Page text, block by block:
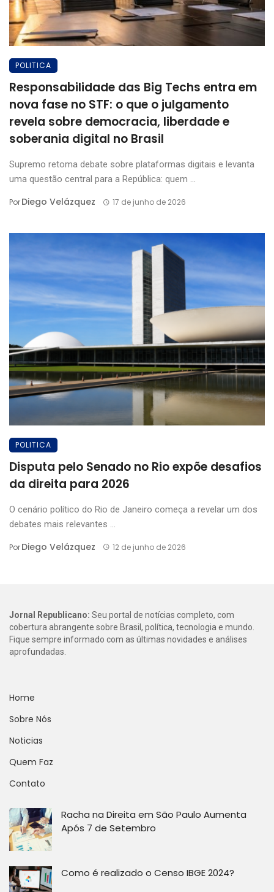
POLITICA
Responsabilidade das Big Techs entra em
nova fase no STF: o que o julgamento
revela sobre democracia, liberdade e
soberania digital no Brasil
Supremo retoma debate sobre plataformas digitais e levanta
uma questão central para a República: quem ...
PorDiego Velázquez 17 de junho de 2026
POLITICA
Disputa pelo Senado no Rio expõe desafios
da direita para 2026
O cenário político do Rio de Janeiro começa a revelar um dos
debates mais relevantes ...
PorDiego Velázquez 12 de junho de 2026
Jornal Republicano: Seu portal de notícias completo, com
cobertura abrangente sobre Brasil, política, tecnologia e mundo.
Fique sempre informado com as últimas novidades e análises
aprofundadas.
Home
Sobre Nós
Noticias
Quem Faz
Contato
Racha na Direita em São Paulo Aumenta
Após 7 de Setembro
Como é realizado o Censo IBGE 2024?